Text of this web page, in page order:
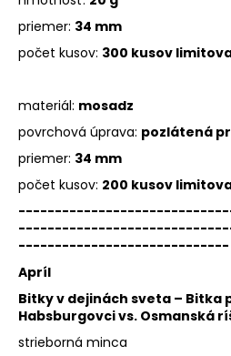
priemer: 34 mm
počet kusov: 300 kusov
materiál: mosadz
povrchová úprava: pozlátená
priemer: 34 mm
počet kusov: 200 kusov
-----------------------------
Apríl
Bitky v dejinách sveta – Bitka
Habsburgovci vs. Osmanská
strieborná minca